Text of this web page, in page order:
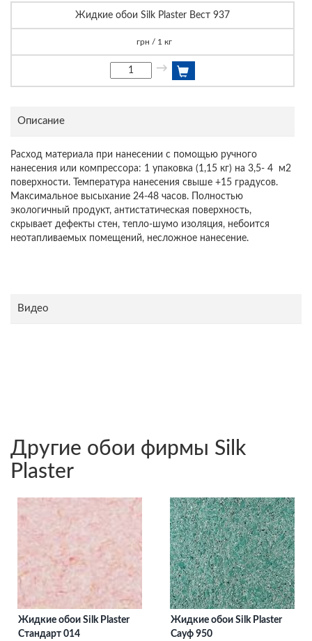
Жидкие обои Silk Plaster Вест 937
грн / 1 кг
→
Описание
Расход материала при нанесении с помощью ручного
нанесения или компрессора: 1 упаковка (1,15 кг) на 3,5- 4 м2
поверхности. Температура нанесения свыше +15 градусов.
Максимальное высыхание 24-48 часов. Полностью
экологичный продукт, антистатическая поверхность,
скрывает дефекты стен, тепло-шумо изоляция, небоится
неотапливаемых помещений, несложное нанесение.
Видео
Другие обои фирмы Silk
Plaster
Жидкие обои Silk Plaster
Стандарт 014
Жидкие обои Silk Plaster
Сауф 950